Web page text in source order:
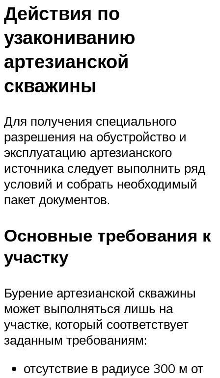
Действия по
узакониванию
артезианской
скважины
Для получения специального
разрешения на обустройство и
эксплуатацию артезианского
источника следует выполнить ряд
условий и собрать необходимый
пакет документов.
Основные требования к
участку
Бурение артезианской скважины
может выполняться лишь на
участке, который соответствует
заданным требованиям:
отсутствие в радиусе 300 м от